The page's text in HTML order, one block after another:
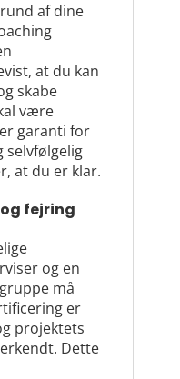
af dine
at du kan
skabe
være
garanti for
selvfølgelig
at du er klar.
fejring
og en
må
er
projektets
Dette